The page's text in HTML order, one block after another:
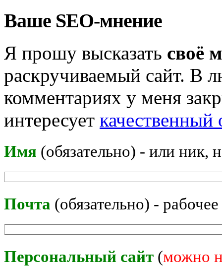
Ваше SEO-мнение
Я прошу высказать своё
раскручиваемый сайт. В
комментариях у меня
интересует
Имя (обязательно) - или ник,
Почта (обязательно) -
Персональный сайт (можно